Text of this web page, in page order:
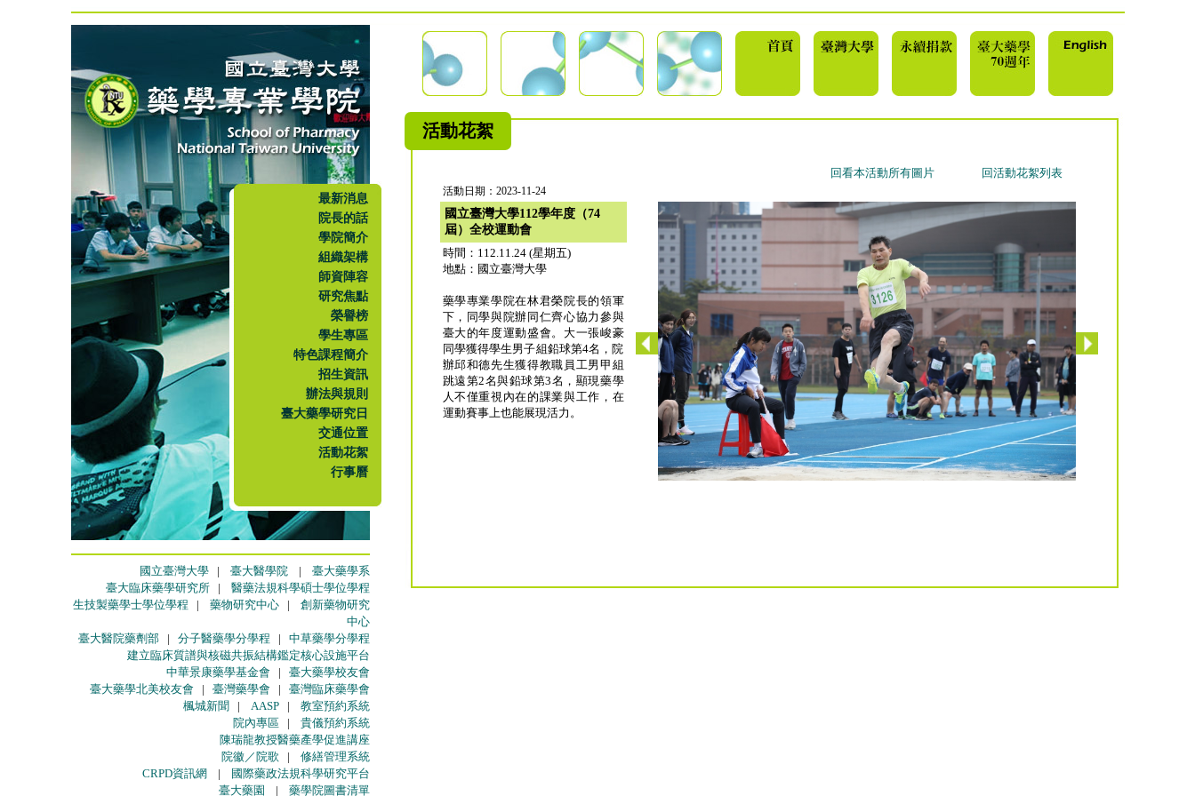
最新消息
院長的話
學院簡介
組織架構
師資陣容
研究焦點
榮譽榜
學生專區
特色課程簡介
招生資訊
辦法與規則
臺大藥學研究日
交通位置
活動花絮
行事曆
國立臺灣大學| 臺大醫學院| 臺大藥學系
臺大臨床藥學研究所| 醫藥法規科學碩士學位學程
生技製藥學士學位學程 | 藥物研究中心| 創新藥物研究
中心
臺大醫院藥劑部| 分子醫藥學分學程 | 中草藥學分學程
建立臨床質譜與核磁共振結構鑑定核心設施平台
中華景康藥學基金會| 臺大藥學校友會
臺大藥學北美校友會| 臺灣藥學會| 臺灣臨床藥學會
楓城新聞 | AASP| 教室預約系統
院內專區| 貴儀預約系統
陳瑞龍教授醫藥產學促進講座
院徽／院歌 | 修繕管理系統
CRPD資訊網 |
國際藥政法規科學研究平台
臺大藥園 | 藥學院圖書清單
活動花絮
回看本活動所有圖片 回活動花絮列表
活動日期：2023-11-24
國立臺灣大學112學年度（74
屆）全校運動會
時間：112.11.24 (星期五)
地點：國立臺灣大學
藥學專業學院在林君榮院長的領軍
下，同學與院辦同仁齊心協力參與
臺大的年度運動盛會。大一張峻豪
同學獲得學生男子組鉛球第4名，院
辦邱和德先生獲得教職員工男甲組
跳遠第2名與鉛球第3名，顯現藥學
人不僅重視內在的課業與工作，在
運動賽事上也能展現活力。